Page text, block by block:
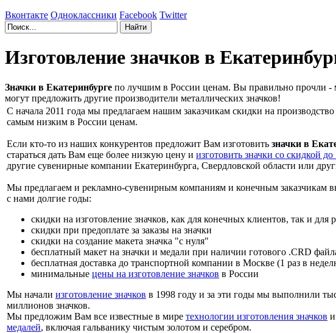
Вконтакте Одноклассники Facebook Twitter
Изготовление значков в
Значки в Екатеринбурге по лучшим в России ценам. Вы правильно прочли -
могут предложить другие производители металлических значков!
С начала 2011 года мы предлагаем нашим заказчикам скидки на
самым низким в России ценам.
Если кто-то из наших конкурентов предложит Вам изготовить значки в
стараться дать Вам еще более низкую цену и изготовить значки со скидкой до
другие сувенирные компании Екатеринбурга, Свердловской области или
Мы предлагаем и рекламно-сувенирным компаниям и конечным заказчикам
с нами долгие годы:
скидки на изготовление значков, как для конечных клиентов, так и для
скидки при предоплате за заказы на значки
скидки на создание макета значка "с нуля"
бесплатный макет на значки и медали при наличии готового .CRD
бесплатная доставка до транспортной компании в Москве (1 раз в
минимальные цены на изготовление значков в России
Мы начали изготовление значков в 1998 году и за эти годы мы выполнили
миллионов значков.
Мы предложим Вам все известные в мире технологии изготовления значков
медалей, включая гальванику чистым золотом и серебром.